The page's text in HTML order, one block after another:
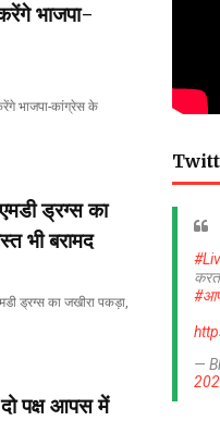
भाजपा-
भाजपा-कांग्रेस के
ड्रग्स का
भी बरामद
ड्रग्स का जखीरा पकड़ा,
पक्ष आपस में
—